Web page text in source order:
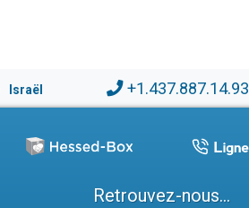
Israël +1.437.887.14.93
Retrouvez-nous...